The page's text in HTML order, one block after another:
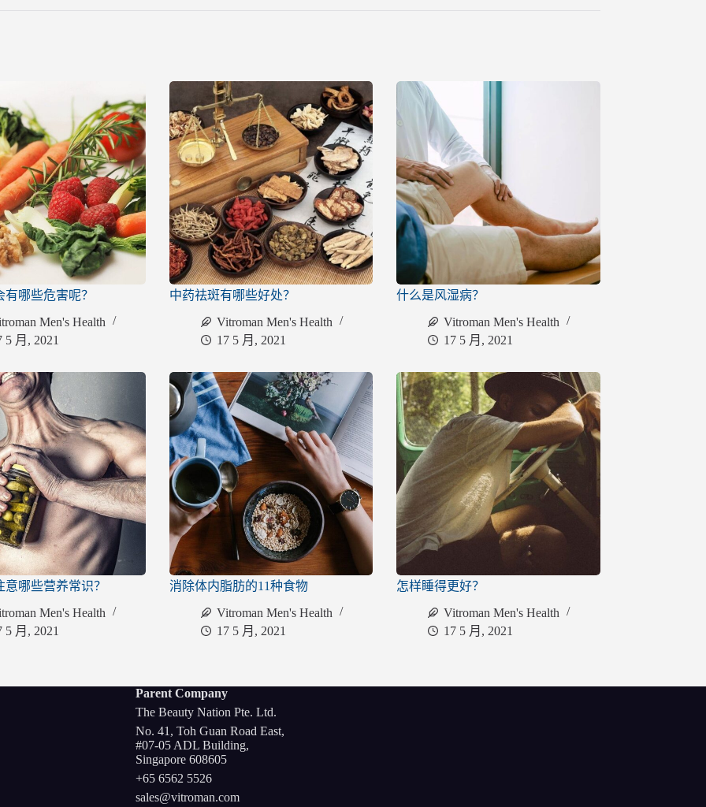
哪些危害呢？
Men's Health
5 月, 2021
中药祛斑有哪些好处？
Vitroman Men's Health
17 5 月, 2021
什么是风湿病？
Vitroman Men's Health
17 5 月, 2021
哪些营养常识？
Men's Health
5 月, 2021
消除体内脂肪的11种食物
Vitroman Men's Health
17 5 月, 2021
怎样睡得更好？
Vitroman Men's Health
17 5 月, 2021
Parent Company
The Beauty Nation Pte. Ltd.
No. 41, Toh Guan Road East,
#07-05 ADL Building,
Singapore 608605
+65 6562 5526
sales@vitroman.com